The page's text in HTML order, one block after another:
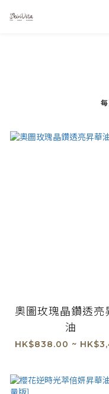
奧圖玫瑰晶鑽透亮
油